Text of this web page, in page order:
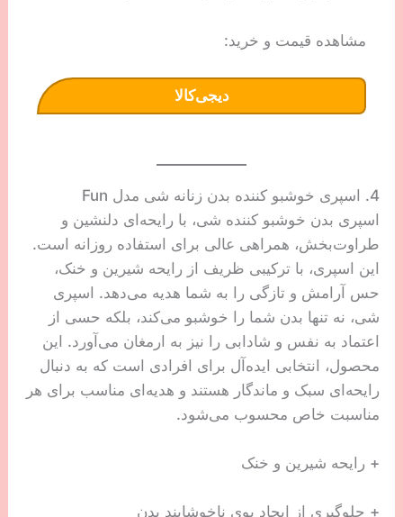
مشاهده قیمت و خرید:
دیجی‌کالا
4. اسپری خوشبو کننده بدن زنانه شی مدل Fun
اسپری بدن خوشبو کننده شی، با رایحه‌ای دلنشین و
طراوت‌بخش، همراهی عالی برای استفاده روزانه است.
این اسپری، با ترکیبی ظریف از رایحه شیرین و خنک،
حس آرامش و تازگی را به شما هدیه می‌دهد. اسپری
شی، نه تنها بدن شما را خوشبو می‌کند، بلکه حسی از
اعتماد به نفس و شادابی را نیز به ارمغان می‌آورد. این
محصول، انتخابی ایده‌آل برای افرادی است که به دنبال
رایحه‌ای سبک و ماندگار هستند و هدیه‌ای مناسب برای هر
مناسبت خاص محسوب می‌شود.
+ رایحه شیرین و خنک
+ جلوگیری از ایجاد بوی ناخوشایند بدن